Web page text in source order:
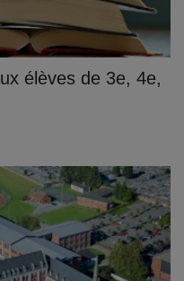
élèves de 3e, 4e,